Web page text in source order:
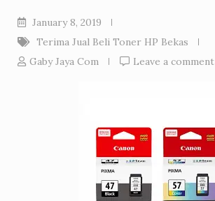
January 8, 2019
Terima Jual Beli Toner HP Bekas
Gaby Jaya Com
Leave a comment